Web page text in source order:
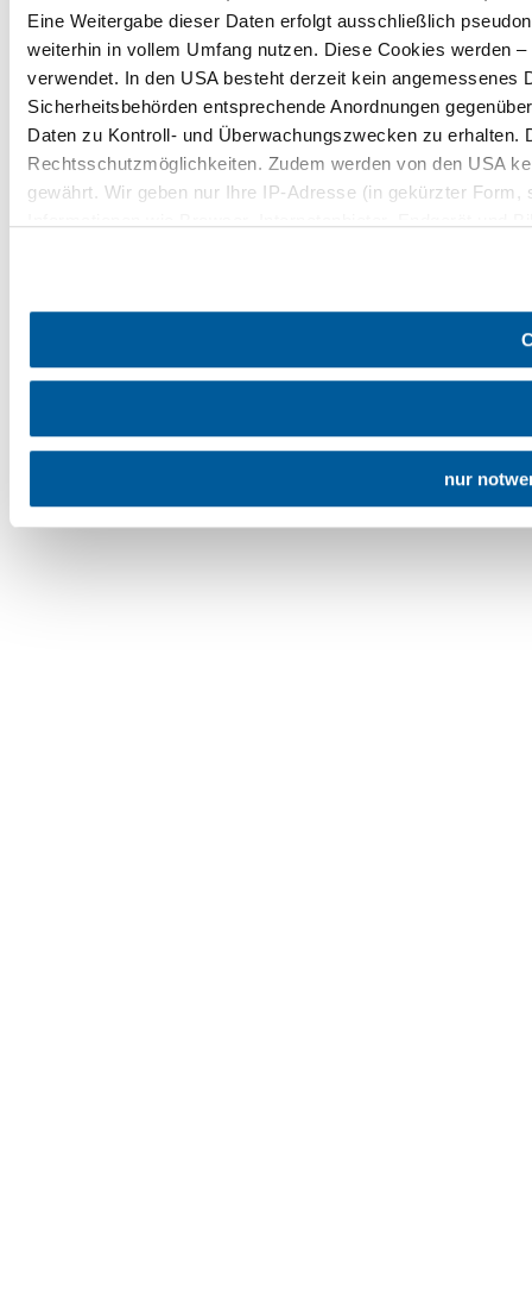
Eine Weitergabe dieser Daten erfolgt ausschließlich
weiterhin in vollem Umfang nutzen. Diese Cookies werden
verwendet. In den USA besteht derzeit kein
Sicherheitsbehörden entsprechende Anordnungen
Daten zu Kontroll- und Überwachungszwecken zu
Rechtsschutzmöglichkeiten. Zudem werden von den USA
gewährt. Wir geben nur Ihre IP-Adresse (in gekürzter
nur